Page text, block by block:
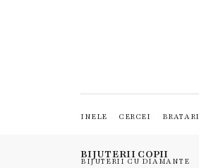
INELE CERCEI BRATARI
BIJUTERII CU DIAMANTE
BIJUTERII COPII